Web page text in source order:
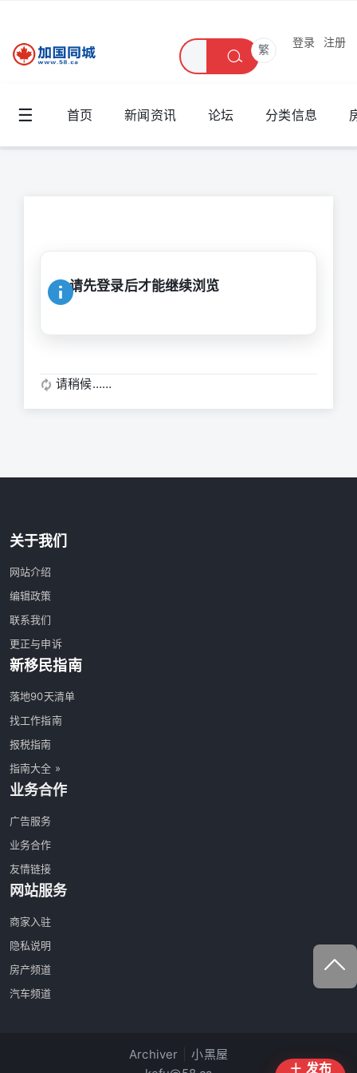
繁
登录 注册
☰ 首页 新闻资讯 论坛 分类信息
请先登录后才能继续浏览
请稍候……
关于我们
网站介绍
编辑政策
联系我们
更正与申诉
新移民指南
落地90天清单
找工作指南
报税指南
指南大全 »
业务合作
广告服务
业务合作
友情链接
网站服务
商家入驻
隐私说明
房产频道
汽车频道
Archiver
小黑屋
＋ 发布